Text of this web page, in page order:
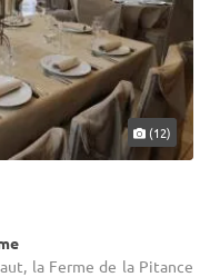
(12)
la Ferme de la Pitance